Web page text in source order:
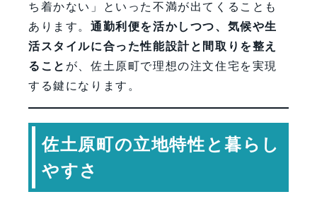
ち着かない」といった不満が出てくることも
あります。 通勤利便を活かしつつ、気候や生
活スタイルに合った性能設計と間取りを整え
ること が、佐土原町で理想の注文住宅を実現
する鍵になります。
佐土原町の立地特性と暮らし
やすさ